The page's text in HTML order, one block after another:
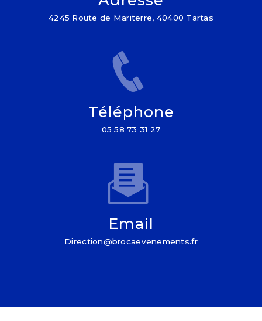
4245 Route de Mariterre, 40400 Tartas
Téléphone
05 58 73 31 27
Email
direction@brocaevenements.fr